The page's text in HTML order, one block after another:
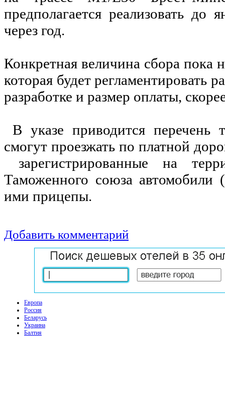
предполагается реализовать
через год.
Конкретная величина сбора пока
которая будет регламентировать
разработке и размер оплаты,
В указе приводится перечень
смогут проезжать по платной
зарегистрированные на
Таможенного союза
ими прицепы.
Добавить комментарий
Европа
Россия
Беларусь
Украина
Балтия